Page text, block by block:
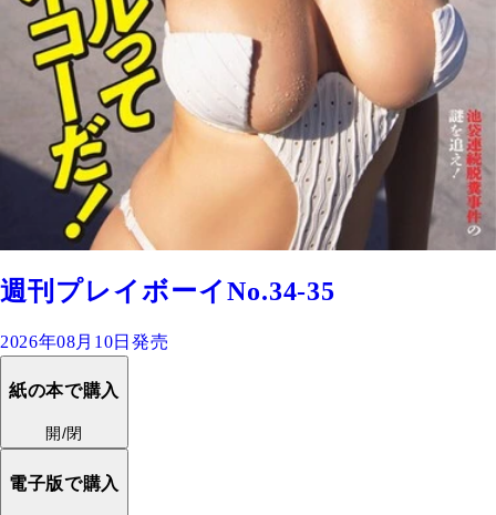
週刊プレイボーイNo.34-35
2026年08月10日発売
紙の本で購入
開/閉
電子版で購入